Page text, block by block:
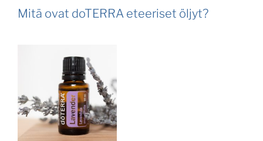
Mitä ovat doTERRA eteeriset öljyt?